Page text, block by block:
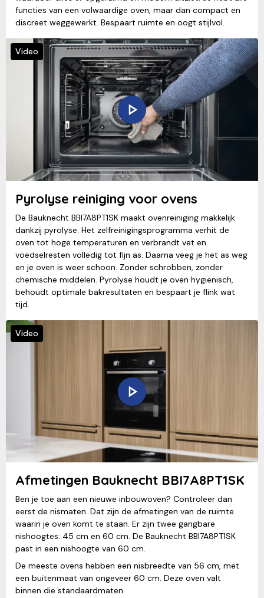
functies van een volwaardige oven, maar dan compact en
discreet weggewerkt. Bespaart ruimte en oogt stijlvol.
Video
Pyrolyse reiniging voor ovens
De Bauknecht BBI7A8PT1SK maakt ovenreiniging makkelijk
dankzij pyrolyse. Het zelfreinigingsprogramma verhit de
oven tot hoge temperaturen en verbrandt vet en
voedselresten volledig tot fijn as. Daarna veeg je het as weg
en je oven is weer schoon. Zonder schrobben, zonder
chemische middelen. Pyrolyse houdt je oven hygienisch,
behoudt optimale bakresultaten en bespaart je flink wat
tijd.
Video
Afmetingen Bauknecht BBI7A8PT1SK
Ben je toe aan een nieuwe inbouwoven? Controleer dan
eerst de nismaten. Dat zijn de afmetingen van de ruimte
waarin je oven komt te staan. Er zijn twee gangbare
nishoogtes: 45 cm en 60 cm. De Bauknecht BBI7A8PT1SK
past in een nishoogte van 60 cm.
De meeste ovens hebben een nisbreedte van 56 cm, met
een buitenmaat van ongeveer 60 cm. Deze oven valt
binnen die standaardmaten.